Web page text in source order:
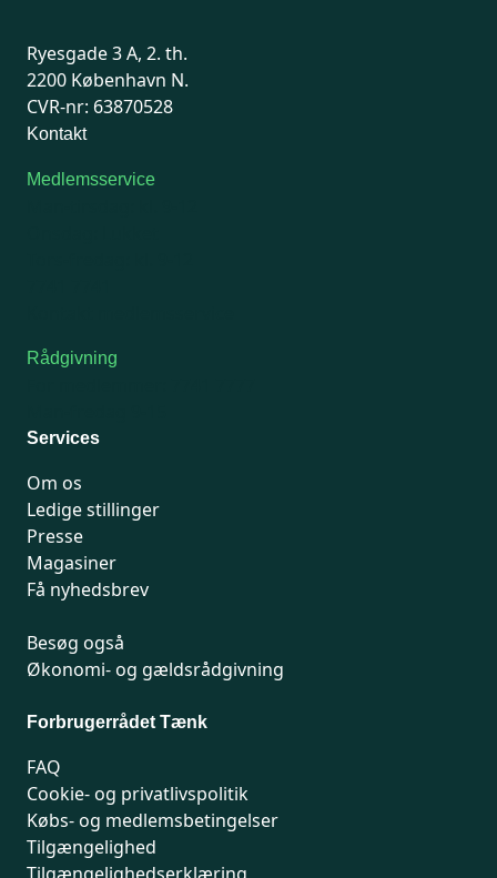
Ryesgade 3 A, 2. th.
2200 København N.
CVR-nr: 63870528
Kontakt
Medlemsservice
Rådgivning
Services
Om os
Ledige stillinger
Presse
Magasiner
Få nyhedsbrev
Besøg også
Økonomi- og gældsrådgivning
Forbrugerrådet Tænk
FAQ
Cookie- og privatlivspolitik
Købs- og medlemsbetingelser
Tilgængelighed